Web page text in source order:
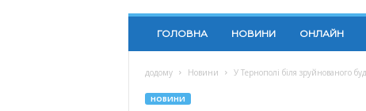
ГОЛОВНА НОВИНИ ОНЛАЙН
додому Новини У Тернополі біля зруйнованого
НОВИНИ